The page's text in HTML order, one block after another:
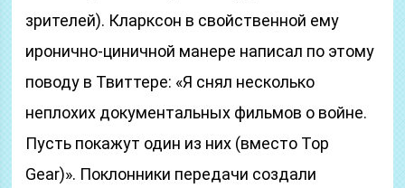
зрителей). Кларксон в свойственной ему
иронично-циничной манере написал по этому
поводу в Твиттере: «Я снял несколько
неплохих документальных фильмов о войне.
Пусть покажут один из них (вместо Top
Gear)». Поклонники передачи создали